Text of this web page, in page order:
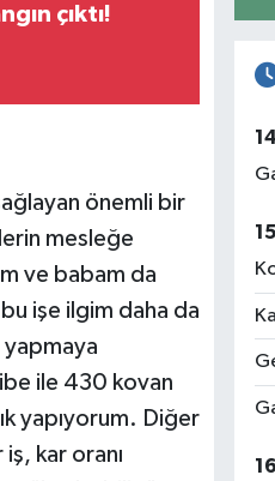
çıktı!
önemli bir
mesleğe
ve babam da
bu işe ilgim daha da
yapmaya
ile 430 kovan
yapıyorum. Diğer
kar oranı